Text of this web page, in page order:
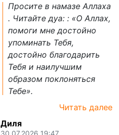
Просите в намазе Аллаха
. Читайте дуа: : «О Аллах,
помоги мне достойно
упоминать Тебя,
достойно благодарить
Тебя и наилучшим
образом поклоняться
Тебе».
Читать далее
Диля
30.07.2026 19:47